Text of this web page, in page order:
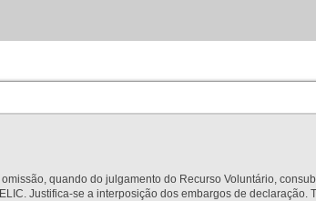
quando do julgamento do Recurso Voluntário,
Justifica-se a interposição dos embargos de declaração.